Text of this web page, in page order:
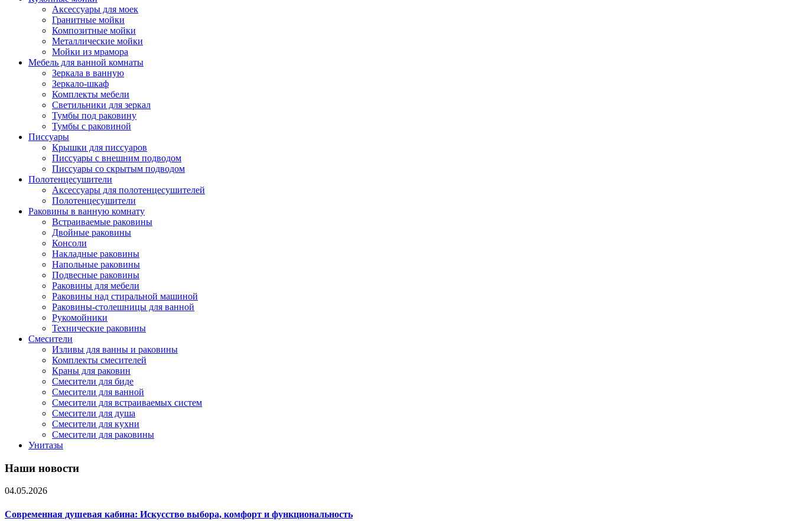
Аксессуары для моек
Гранитные мойки
Композитные мойки
Металлические мойки
Мойки из мрамора
Мебель для ванной комнаты
Зеркала в ванную
Зеркало-шкаф
Комплекты мебели
Светильники для зеркал
Тумбы под раковину
Тумбы с раковиной
Писсуары
Крышки для писсуаров
Писсуары с внешним подводом
Писсуары со скрытым подводом
Полотенцесушители
Аксессуары для полотенцесушителей
Полотенцесушители
Раковины в ванную комнату
Встраиваемые раковины
Двойные раковины
Консоли
Накладные раковины
Напольные раковины
Подвесные раковины
Раковины для мебели
Раковины над стиральной машиной
Раковины-столешницы для ванной
Рукомойники
Технические раковины
Смесители
Изливы для ванны и раковины
Комплекты смесителей
Краны для раковин
Смесители для биде
Смесители для ванной
Смесители для встраиваемых систем
Смесители для душа
Смесители для кухни
Смесители для раковины
Унитазы
Наши новости
04.05.2026
Современная душевая кабина: Искусство выбора, комфорт и функциональность